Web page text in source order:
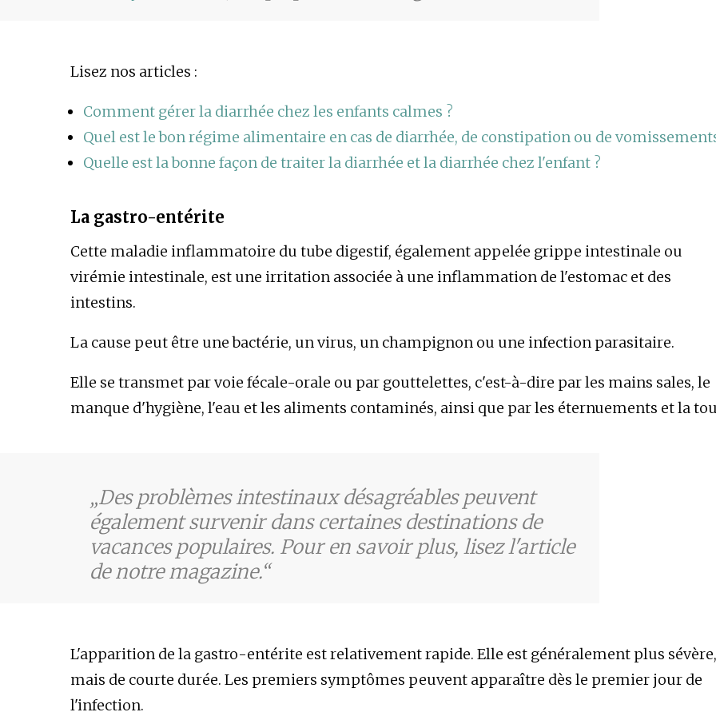
Lisez nos articles :
Comment gérer la diarrhée chez les enfants calmes ?
Quel est le bon régime alimentaire en cas de diarrhée, de constipation ou de
Quelle est la bonne façon de traiter la diarrhée et la diarrhée chez l'enfant ?
La gastro-entérite
Cette maladie inflammatoire du tube digestif, également appelée grippe intestinale ou
virémie intestinale, est une irritation associée à une inflammation de l'estomac et des
intestins.
La cause peut être une bactérie, un virus, un champignon ou une infection parasitaire.
Elle se transmet par voie fécale-orale ou par gouttelettes, c'est-à-dire par les mains sales, le
manque d'hygiène, l'eau et les aliments contaminés, ainsi que par les éternuements et la
Des problèmes intestinaux désagréables peuvent
également survenir dans certaines destinations de
vacances populaires. Pour en savoir plus, lisez l'article
de notre magazine.
L'apparition de la gastro-entérite est relativement rapide. Elle est généralement plus sévère,
mais de courte durée. Les premiers symptômes peuvent apparaître dès le premier jour de
l'infection.